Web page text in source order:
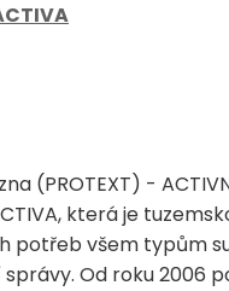
(PROTEXT) -
která je
potřeb všem typům
Od roku 2006